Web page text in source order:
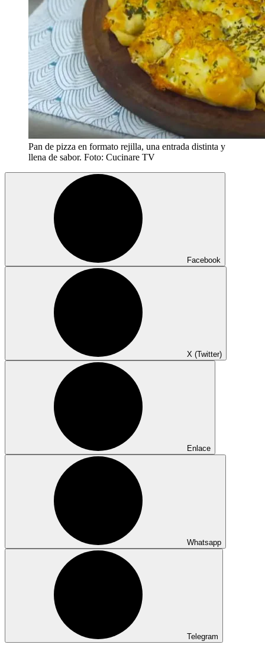
Pan de pizza en formato rejilla, una entrada distinta y
llena de sabor. Foto: Cucinare TV
Facebook
X (Twitter)
Enlace
Whatsapp
Telegram